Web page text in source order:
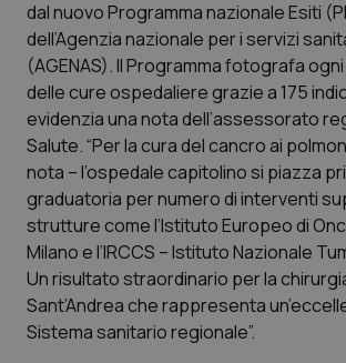
Lettere al direttore
Edizioni Regionali
QS Pro
Professionisti Sanitari.AI
Abruzzo
QS Pro Gold
Artrite & artrosi
QS Club Newsletter
dal nuovo Programma nazionale Esiti
dell’Agenzia nazionale per i servizi
(AGENAS). Il Programma fotografa
delle cure ospedaliere grazie a 175
evidenzia una nota dell’assessorato
Salute. “Per la cura del cancro ai
nota – l’ospedale capitolino si piazza
graduatoria per numero di interventi
strutture come l’Istituto Europeo di
Milano e l’IRCCS – Istituto Nazionale
Un risultato straordinario per la
Sant’Andrea che rappresenta
Sistema sanitario regionale”.